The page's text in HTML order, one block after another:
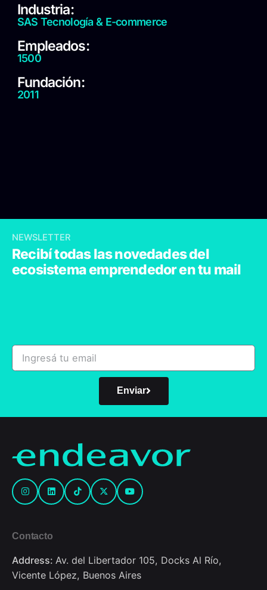
Industria:
SAS Tecnología & E-commerce
Empleados:
1500
Fundación:
2011
NEWSLETTER
Recibí todas las novedades del
ecosistema emprendedor en tu mail
Enviar
Contacto
Address: Av. del Libertador 105, Docks Al Río,
Vicente López, Buenos Aires